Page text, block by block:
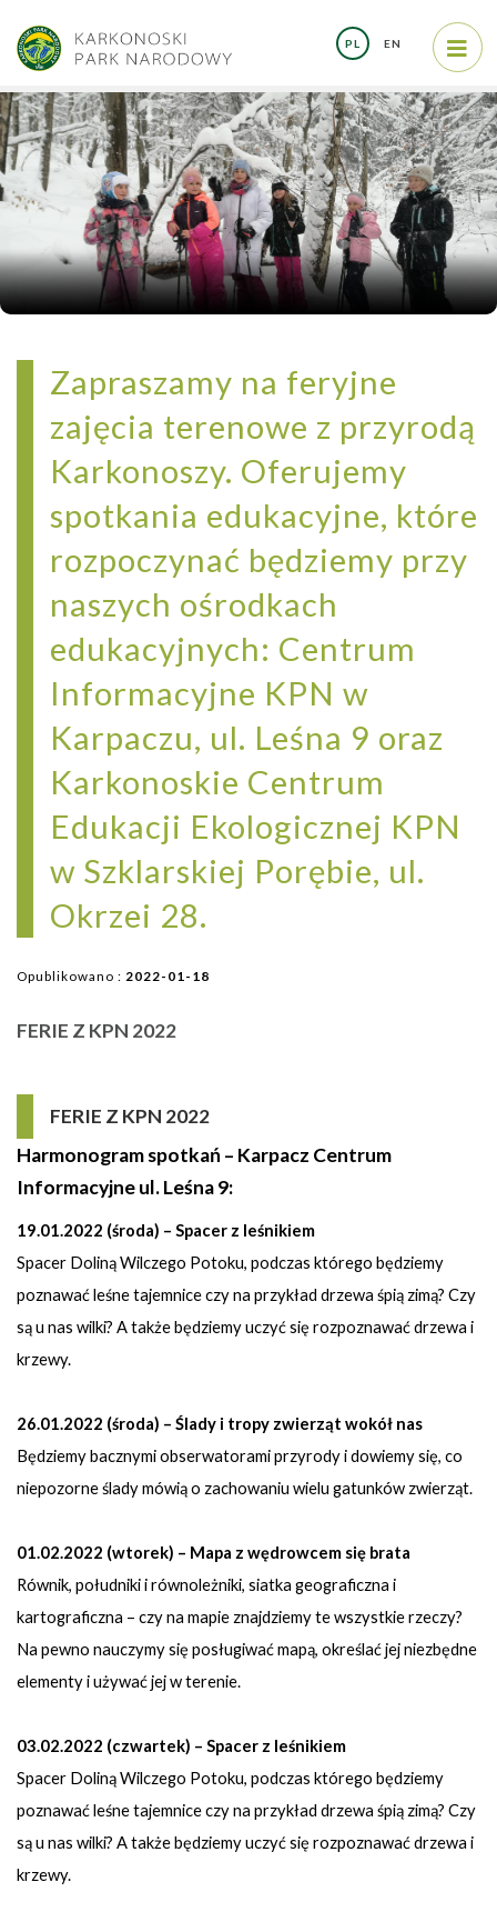
PL EN
Zapraszamy na feryjne
zajęcia terenowe z przyrodą
Karkonoszy. Oferujemy
spotkania edukacyjne, które
rozpoczynać będziemy przy
naszych ośrodkach
edukacyjnych: Centrum
Informacyjne KPN w
Karpaczu, ul. Leśna 9 oraz
Karkonoskie Centrum
Edukacji Ekologicznej KPN
w Szklarskiej Porębie, ul.
Okrzei 28.
Opublikowano : 2022-01-18
FERIE Z KPN 2022
FERIE Z KPN 2022
Harmonogram spotkań – Karpacz Centrum
Informacyjne ul. Leśna 9:
19.01.2022 (środa) – Spacer z leśnikiem
Spacer Doliną Wilczego Potoku, podczas którego będziemy
poznawać leśne tajemnice czy na przykład drzewa śpią zimą? Czy
są u nas wilki? A także będziemy uczyć się rozpoznawać drzewa i
krzewy.
26.01.2022 (środa) – Ślady i tropy zwierząt wokół nas
Będziemy bacznymi obserwatorami przyrody i dowiemy się, co
niepozorne ślady mówią o zachowaniu wielu gatunków zwierząt.
01.02.2022 (wtorek) – Mapa z wędrowcem się brata
Równik, południki i równoleżniki, siatka geograficzna i
kartograficzna – czy na mapie znajdziemy te wszystkie rzeczy?
Na pewno nauczymy się posługiwać mapą, określać jej niezbędne
elementy i używać jej w terenie.
03.02.2022 (czwartek) – Spacer z leśnikiem
Spacer Doliną Wilczego Potoku, podczas którego będziemy
poznawać leśne tajemnice czy na przykład drzewa śpią zimą? Czy
są u nas wilki? A także będziemy uczyć się rozpoznawać drzewa i
krzewy.